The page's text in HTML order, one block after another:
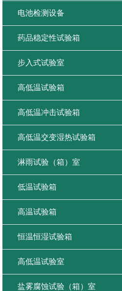
电池检测设备
药品稳定性试验箱
步入式试验室
高低温试验箱
高低温冲击试验箱
高低温交变湿热试验箱
淋雨试验（箱）室
低温试验箱
高温试验箱
恒温恒湿试验箱
高低温试验室
盐雾腐蚀试验（箱）室